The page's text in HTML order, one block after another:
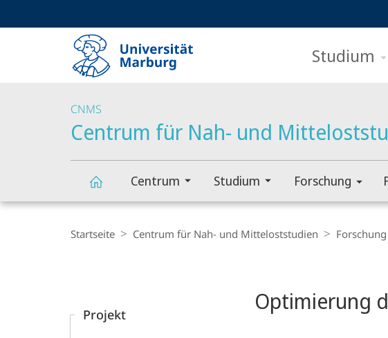
Studium
CNMS
Centrum für Nah- und
und
Centrum Studium Forschung
Navigation
Startseite Centrum für Nah- und Mitteloststudien Forschung
Projekt
Optimierung